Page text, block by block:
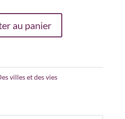
au panier
villes et des vies